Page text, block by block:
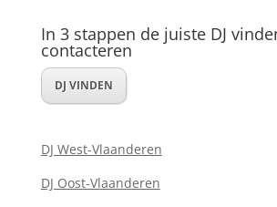
In 3 stappen de juiste DJ
contacteren
DJ VINDEN
DJ West-Vlaanderen
DJ Oost-Vlaanderen